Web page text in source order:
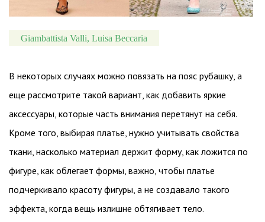
Giambattista Valli, Luisa Beccaria
В некоторых случаях можно повязать на пояс рубашку, а
еще рассмотрите такой вариант, как добавить яркие
аксессуары, которые часть внимания перетянут на себя.
Кроме того, выбирая платье, нужно учитывать свойства
ткани, насколько материал держит форму, как ложится по
фигуре, как облегает формы, важно, чтобы платье
подчеркивало красоту фигуры, а не создавало такого
эффекта, когда вещь излишне обтягивает тело.